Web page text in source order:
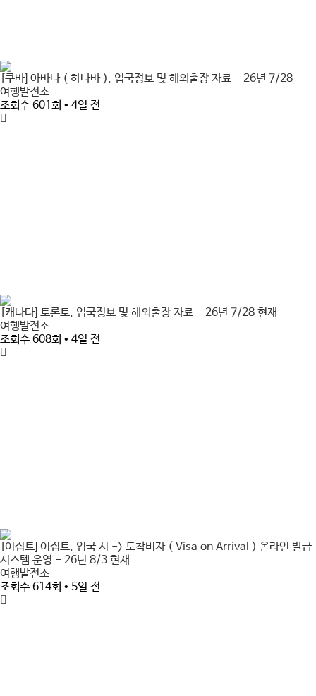
[쿠바] 아바나 ( 하나바 ), 입국정보 및 해외출장 자료 - 26년 7/28
여행발전소
조회수 601회 • 4일 전
[캐나다] 토론토, 입국정보 및 해외출장 자료 - 26년 7/28 현재
여행발전소
조회수 608회 • 4일 전
[이집트] 이집트, 입국 시 -> 도착비자 ( Visa on Arrival ) 온라인 발급
시스템 운영 - 26년 8/3 현재
여행발전소
조회수 614회 • 5일 전